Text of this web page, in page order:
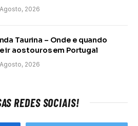
2026
Taurina – Onde e quando
ir aos touros em Portugal
2026
REDES SOCIAIS!